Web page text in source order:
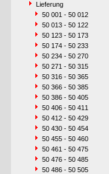
Lieferung
50 001 - 50 012
50 013 - 50 122
50 123 - 50 173
50 174 - 50 233
50 234 - 50 270
50 271 - 50 315
50 316 - 50 365
50 366 - 50 385
50 386 - 50 405
50 406 - 50 411
50 412 - 50 429
50 430 - 50 454
50 455 - 50 460
50 461 - 50 475
50 476 - 50 485
50 486 - 50 505